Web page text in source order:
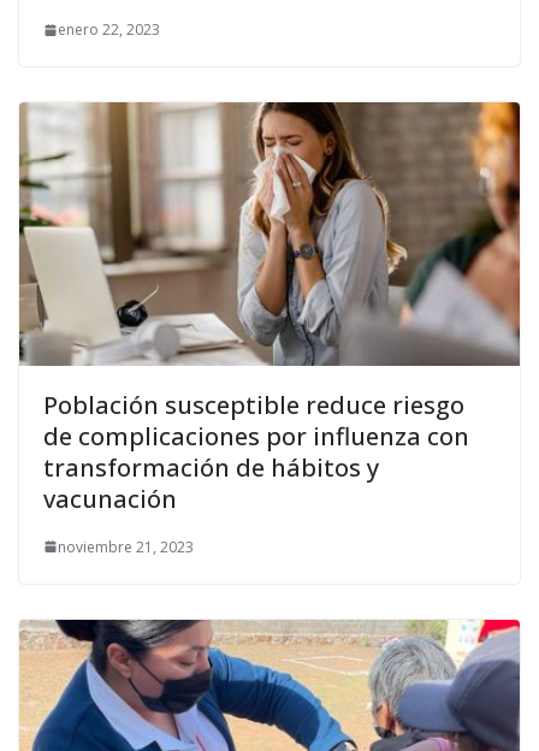
enero 22, 2023
Población susceptible reduce riesgo
de complicaciones por influenza con
transformación de hábitos y
vacunación
noviembre 21, 2023